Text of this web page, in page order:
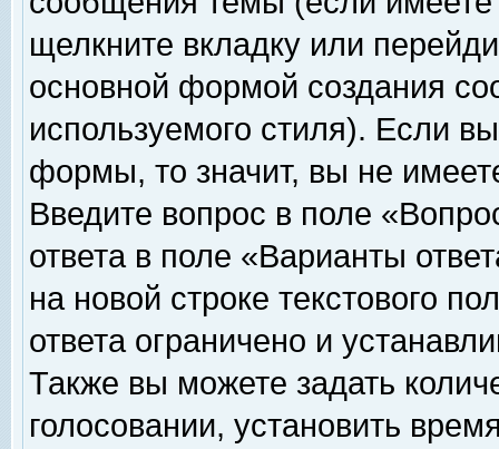
щелкните вкладку или
основной формой создания
используемого стиля). Если
формы, то значит, вы не
Введите вопрос в поле
ответа в поле «Варианты
на новой строке текстового
ответа ограничено и
Также вы можете задать
голосовании, установить